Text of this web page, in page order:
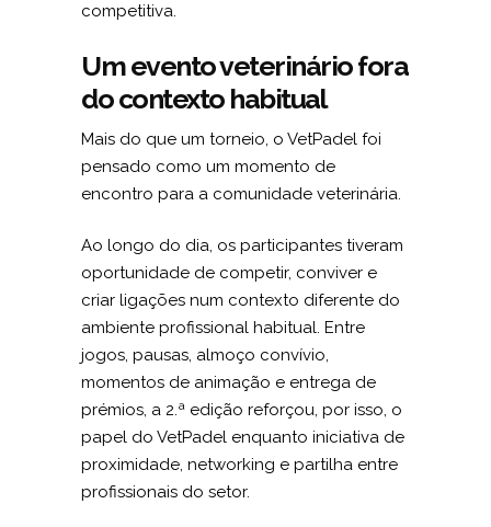
competitiva.
Um evento veterinário fora
do contexto habitual
Mais do que um torneio, o VetPadel foi
pensado como um momento de
encontro para a comunidade veterinária.
Ao longo do dia, os participantes tiveram
oportunidade de competir, conviver e
criar ligações num contexto diferente do
ambiente profissional habitual. Entre
jogos, pausas, almoço convívio,
momentos de animação e entrega de
prémios, a 2.ª edição reforçou, por isso, o
papel do VetPadel enquanto iniciativa de
proximidade, networking e partilha entre
profissionais do setor.